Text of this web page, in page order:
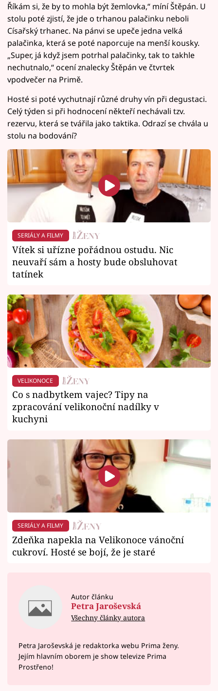
Říkám si, že by to mohla být žemlovka,“ míní Štěpán. U
stolu poté zjistí, že jde o trhanou palačinku neboli
Císařský trhanec. Na pánvi se upeče jedna velká
palačinka, která se poté naporcuje na menší kousky.
„Super, já když jsem potrhal palačinky, tak to takhle
nechutnalo,“ ocení znalecky Štěpán ve čtvrtek
vpodvečer na Primě.
Hosté si poté vychutnají různé druhy vín při degustaci.
Celý týden si při hodnocení někteří nechávali tzv.
rezervu, která se tvářila jako taktika. Odrazí se chvála u
stolu na bodování?
SERIÁLY A FILMY
Vítek si uřízne pořádnou ostudu. Nic
neuvaří sám a hosty bude obsluhovat
tatínek
VELIKONOCE
Co s nadbytkem vajec? Tipy na
zpracování velikonoční nadílky v
kuchyni
SERIÁLY A FILMY
Zdeňka napekla na Velikonoce vánoční
cukroví. Hosté se bojí, že je staré
Autor článku
Petra Jaroševská
Všechny články autora
Petra Jaroševská je redaktorka webu Prima ženy.
Jejím hlavním oborem je show televize Prima
Prostřeno!